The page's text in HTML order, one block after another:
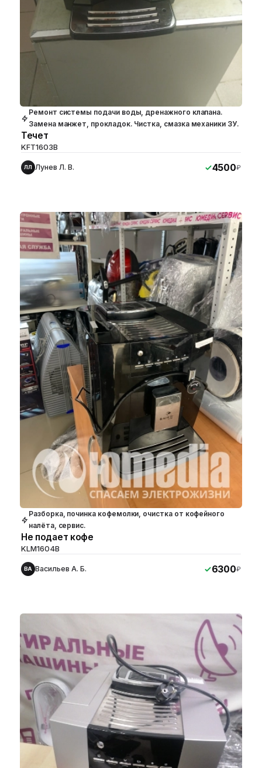
Ремонт системы подачи воды, дренажного клапана.
Замена манжет, прокладок. Чистка, смазка механики ЗУ.
Течет
KFT1603B
ЛЛ Лунев Л. В. 4500₽
Разборка, починка кофемолки, очистка от кофейного
налёта, сервис.
Не подает кофе
KLM1604B
ВА Васильев А. Б. 6300₽